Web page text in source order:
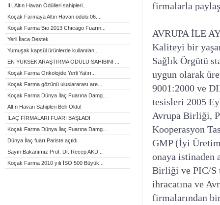
III. Altın Havan Ödülleri sahipleri...
Koçak Farmaya Altın Havan ödülü 06....
Koçak Farma Bıo 2013 Chıcago Fuarın...
Yerli İlaca Destek
Yumuşak kapsül ürünlerde kullanılan...
EN YÜKSEK ARAŞTIRMA ÖDÜLÜ SAHİBİNİ ...
Koçak Farma Onkolojide Yerli Yatırı...
Koçak Farma gözünü uluslararası are...
Koçak Farma Dünya İlaç Fuarına Damg...
Altın Havan Sahipleri Belli Oldu!
İLAÇ FİRMALARI FUARI BAŞLADI
Koçak Farma Dünya İlaç Fuarına Damg...
Dünya İlaç fuarı Pariste açıldı
Sayın Bakanımız Prof. Dr. Recep AKD...
Koçak Farma 2010 yılı İSO 500 Büyük...
firmalarla
AVRUPA İLE
Kaliteyi bir
Sağlık Örgütü
uygun olarak
9001:2000 ve
tesisleri 2005
Avrupa Birliği,
Kooperasyon
GMP (İyi Üretim
onaya istinaden
Birliği ve PIC/S
ihracatına ve
firmalarından